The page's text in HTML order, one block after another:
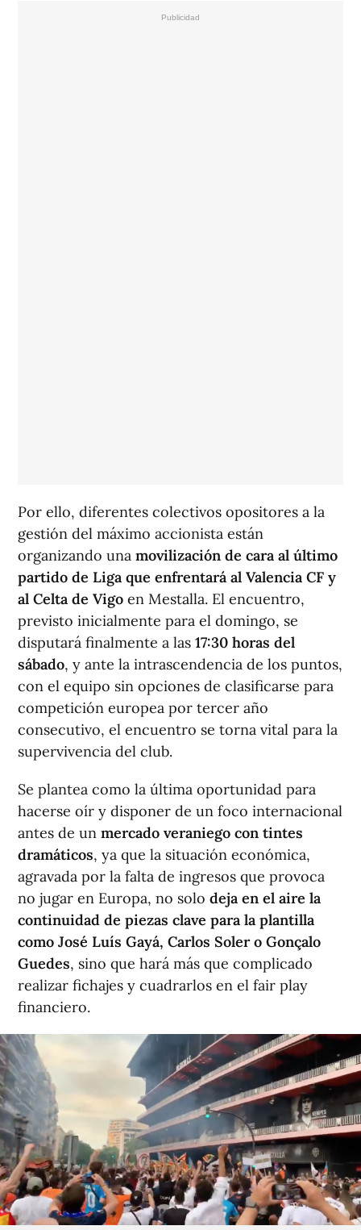
Por ello, diferentes colectivos opositores a la
gestión del máximo accionista están
organizando una movilización de cara al último
partido de Liga que enfrentará al Valencia CF y
al Celta de Vigo en Mestalla. El encuentro,
previsto inicialmente para el domingo, se
disputará finalmente a las 17:30 horas del
sábado, y ante la intrascendencia de los puntos,
con el equipo sin opciones de clasificarse para
competición europea por tercer año
consecutivo, el encuentro se torna vital para la
supervivencia del club.
Se plantea como la última oportunidad para
hacerse oír y disponer de un foco internacional
antes de un mercado veraniego con tintes
dramáticos, ya que la situación económica,
agravada por la falta de ingresos que provoca
no jugar en Europa, no solo deja en el aire la
continuidad de piezas clave para la plantilla
como José Luís Gayá, Carlos Soler o Gonçalo
Guedes, sino que hará más que complicado
realizar fichajes y cuadrarlos en el fair play
financiero.